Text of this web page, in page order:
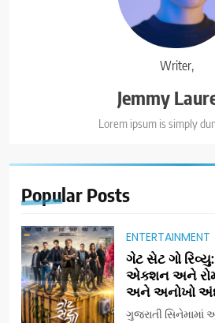
Writer,
Jemmy
Lorem ipsum is simply
Popular Posts
ENTERTAINMENT
ગેટ સેટ ગો
એક્શન અને
અને અનોખો
ગુજરાતી સિનેમામાં